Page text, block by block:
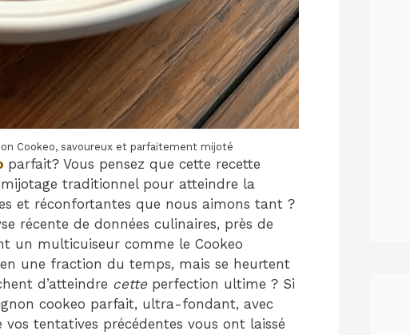
Cookeo, savoureux et parfaitement mijoté
parfait? Vous pensez que cette recette
traditionnel pour atteindre la
et réconfortantes que nous aimons tant ?
récente de données culinaires, près de
un multicuiseur comme le Cookeo
une fraction du temps, mais se heurtent
d’atteindre cette perfection ultime ? Si
cookeo parfait, ultra-fondant, avec
tentatives précédentes vous ont laissé